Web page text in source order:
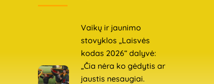
Vaikų ir jaunimo
stovyklos „Laisvės
kodas 2026“ dalyvė:
„Čia nėra ko gėdytis ar
jaustis nesaugiai.